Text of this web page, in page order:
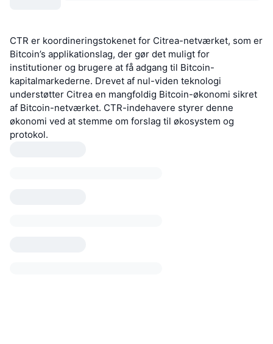
CTR er koordineringstokenet for Citrea-netværket, som er
Bitcoin’s applikationslag, der gør det muligt for
institutioner og brugere at få adgang til Bitcoin-
kapitalmarkederne. Drevet af nul-viden teknologi
understøtter Citrea en mangfoldig Bitcoin-økonomi sikret
af Bitcoin-netværket. CTR-indehavere styrer denne
økonomi ved at stemme om forslag til økosystem og
protokol.